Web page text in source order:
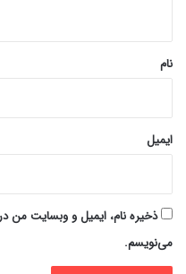
نام
ایمیل
ذخیره نام، ایمیل و وبسایت من
می‌نویسم.